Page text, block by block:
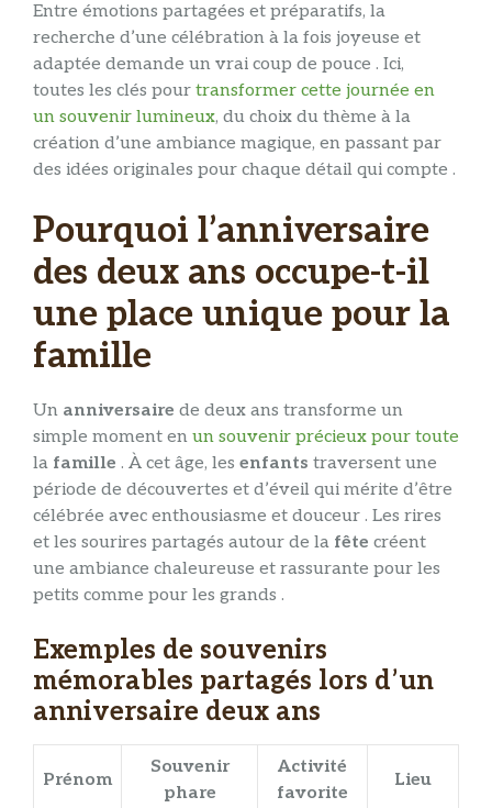
Entre émotions partagées et préparatifs, la
recherche d’une célébration à la fois joyeuse et
adaptée demande un vrai coup de pouce . Ici,
toutes les clés pour transformer cette journée en
un souvenir lumineux, du choix du thème à la
création d’une ambiance magique, en passant par
des idées originales pour chaque détail qui compte .
Pourquoi l’anniversaire
des deux ans occupe-t-il
une place unique pour la
famille
Un anniversaire de deux ans transforme un
simple moment en un souvenir précieux pour toute
la famille . À cet âge, les enfants traversent une
période de découvertes et d’éveil qui mérite d’être
célébrée avec enthousiasme et douceur . Les rires
et les sourires partagés autour de la fête créent
une ambiance chaleureuse et rassurante pour les
petits comme pour les grands .
Exemples de souvenirs
mémorables partagés lors d’un
anniversaire deux ans
Prénom
Souvenir
phare
Activité
favorite
Lieu